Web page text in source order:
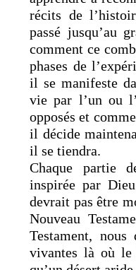
récits de
passé jusqu’au
comment ce
phases de
il se manifeste
vie par l’un ou
opposés et
il décide
il se tiendra.
Chaque partie
inspirée par
devrait pas être
Nouveau
Testament, nous
vivantes là où